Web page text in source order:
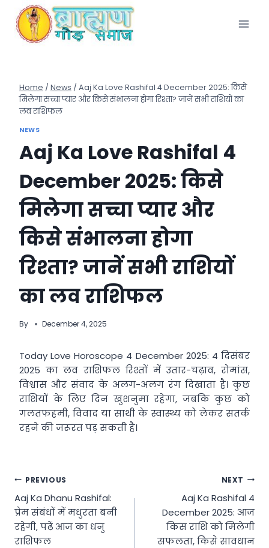
content
Home / News / Aaj Ka Love Rashifal 4 December 2025: किसे
मिलेगा सच्चा प्यार और किसे संभालना होगा रिश्ता? जानें सभी राशियों का
लव राशिफल
NEWS
Aaj Ka Love Rashifal 4
December 2025: किसे
मिलेगा सच्चा प्यार और
किसे संभालना होगा
रिश्ता? जानें सभी राशियों
का लव राशिफल
By December 4, 2025
Today Love Horoscope 4 December 2025: 4 दिसंबर
2025 का लव राशिफल रिश्तों में उतार-चढ़ाव, रोमांस,
विश्वास और संवाद के अलग-अलग रंग दिखाता है। कुछ
राशियों के लिए दिन खुशनुमा रहेगा, जबकि कुछ को
गलतफहमी, विवाद या साथी के स्वास्थ्य को लेकर सतर्क
रहने की जरूरत पड़ सकती है।
Post
navigation
PREVIOUS
Aaj Ka Dhanu Rashifal:
प्रेम संबंधों में मधुरता बनी
रहेगी, पढ़ें आज का धनु
राशिफल
NEXT
Aaj Ka Rashifal 4
December 2025: आज
किस राशि को मिलेगी
सफलता, किसे सावधान